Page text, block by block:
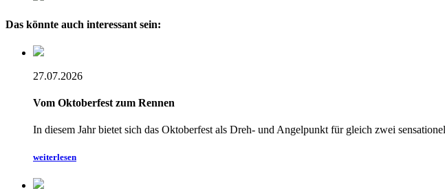
Das könnte auch interessant sein:
27.07.2026
Vom Oktoberfest zum Rennen
In diesem Jahr bietet sich das Oktoberfest als Dreh- und Angelpunkt für gleich zwei
weiterlesen